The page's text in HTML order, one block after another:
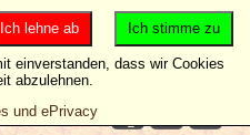
Ich stimme zu
Ich lehne ab
einverstanden, dass wir Cookies
abzulehnen.
und ePrivacy